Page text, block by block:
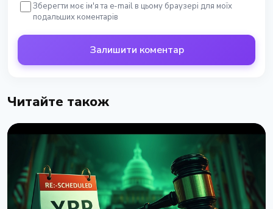
Зберегти моє ім'я та e-mail в цьому браузері для моїх
подальших коментарів
Залишити коментар
Читайте також